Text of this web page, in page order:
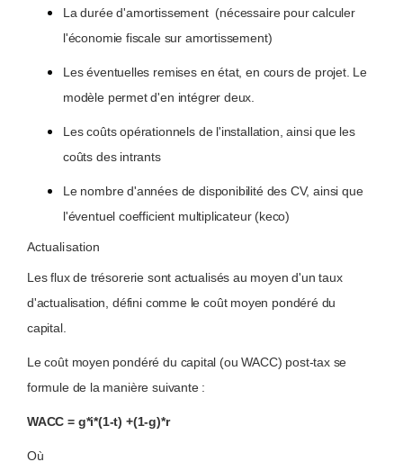
La durée d'amortissement (nécessaire pour calculer
l'économie fiscale sur amortissement)
Les éventuelles remises en état, en cours de projet. Le
modèle permet d'en intégrer deux.
Les coûts opérationnels de l'installation, ainsi que les
coûts des intrants
Le nombre d'années de disponibilité des CV, ainsi que
l'éventuel coefficient multiplicateur (keco)
Actualisation
Les flux de trésorerie sont actualisés au moyen d'un taux
d'actualisation, défini comme le coût moyen pondéré du
capital.
Le coût moyen pondéré du capital (ou WACC) post-tax se
formule de la manière suivante :
WACC = g*i*(1-t) +(1-g)*r
Où